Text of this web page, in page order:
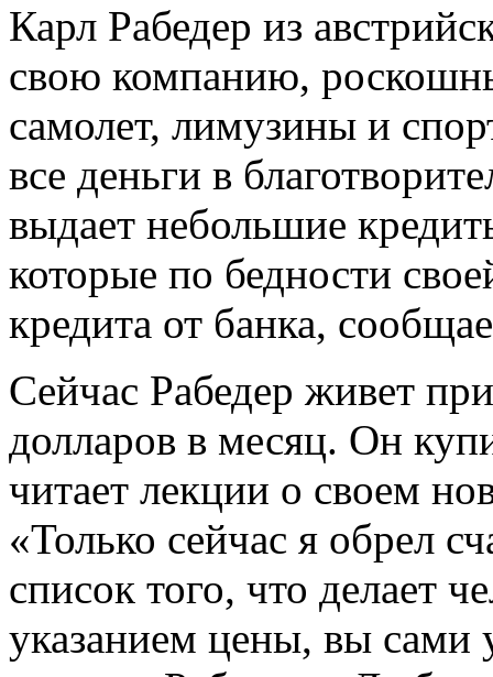
Карл Рабедер из
свою компанию,
самолет, лимузины и
все деньги в
выдает небольшие
которые по бедности
кредита от банка,
Сейчас Рабедер живет
долларов в месяц. Он
читает лекции о своем
«Только сейчас я обрел
список того, что делает
указанием цены, вы